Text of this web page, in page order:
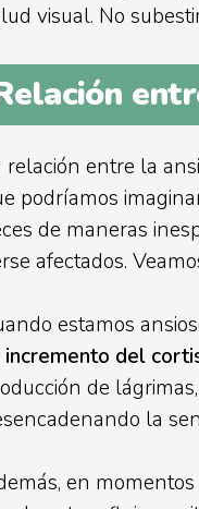
visual. No
relación entre la
podríamos
de maneras
afectados.
estamos
incremento del
de
la
en momentos